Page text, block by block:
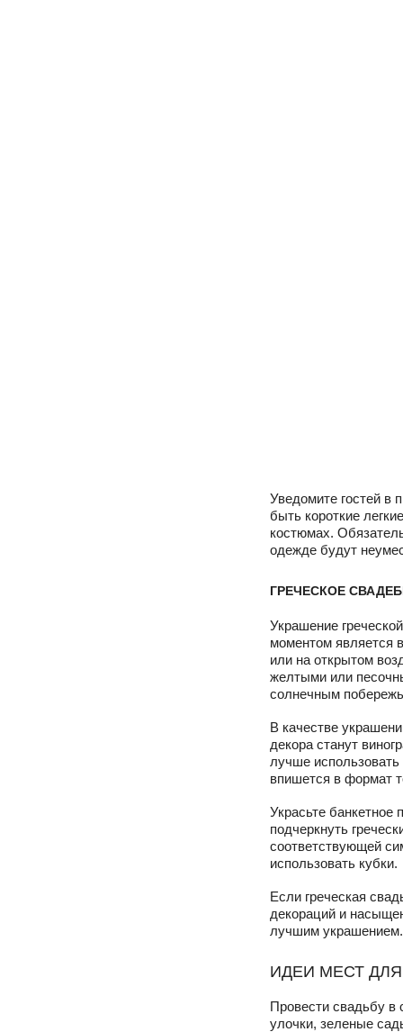
Уведомите гостей в
быть короткие
костюмах.
одежде будут
ГРЕЧЕСКОЕ
Украшение
моментом является
или на открытом
желтыми или
солнечным
В качестве
декора станут
лучше
впишется в формат
Украсьте банкетное
подчеркнуть
соответствующей
использовать кубки.
Если греческая
декораций и
лучшим украшением.
ИДЕИ МЕСТ
Провести свадьбу в
улочки, зеленые